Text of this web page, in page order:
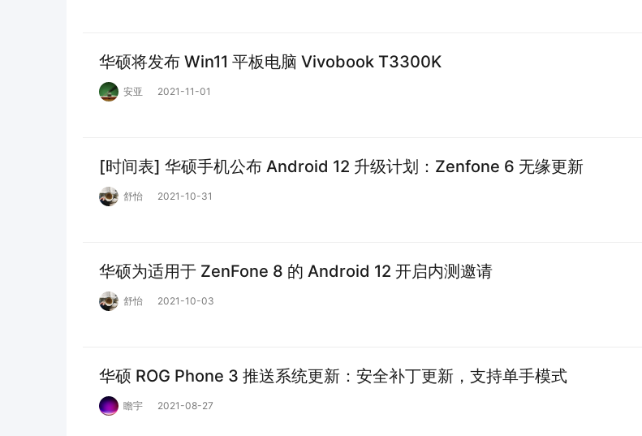
华硕将发布 Win11 平板电脑 Vivobook T3300K
安亚 2021-11-01
[时间表] 华硕手机公布 Android 12 升级计划：Zenfone 6 无缘更新
舒怡 2021-10-31
华硕为适用于 ZenFone 8 的 Android 12 开启内测邀请
舒怡 2021-10-03
华硕 ROG Phone 3 推送系统更新：安全补丁更新，支持单手模式
瞻宇 2021-08-27